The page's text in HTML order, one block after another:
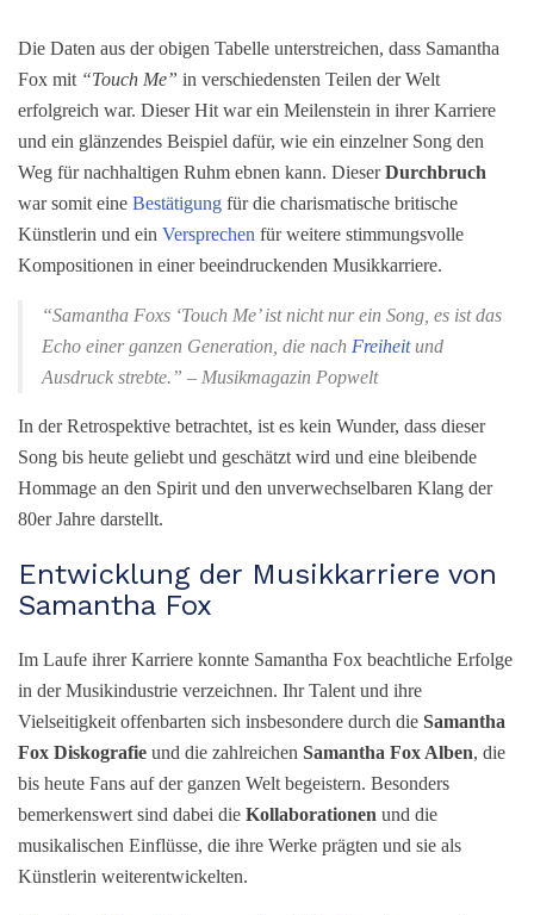
Die Daten aus der obigen Tabelle unterstreichen, dass Samantha
Fox mit “Touch Me” in verschiedensten Teilen der Welt
erfolgreich war. Dieser Hit war ein Meilenstein in ihrer Karriere
und ein glänzendes Beispiel dafür, wie ein einzelner Song den
Weg für nachhaltigen Ruhm ebnen kann. DieserDurchbruch
war somit eine Bestätigung für die charismatische britische
Künstlerin und ein Versprechen für weitere stimmungsvolle
Kompositionen in einer beeindruckenden Musikkarriere.
“Samantha Foxs ‘Touch Me’ ist nicht nur ein Song, es ist das
Echo einer ganzen Generation, die nach Freiheitund
Ausdruck strebte.” – Musikmagazin Popwelt
In der Retrospektive betrachtet, ist es kein Wunder, dass dieser
Song bis heute geliebt und geschätzt wird und eine bleibende
Hommage an den Spirit und den unverwechselbaren Klang der
80er Jahre darstellt.
Entwicklung der Musikkarriere von
Samantha Fox
Im Laufe ihrer Karriere konnte Samantha Fox beachtliche Erfolge
in der Musikindustrie verzeichnen. Ihr Talent und ihre
Vielseitigkeit offenbarten sich insbesondere durch die Samantha
Fox Diskografie und die zahlreichen Samantha Fox Alben, die
bis heute Fans auf der ganzen Welt begeistern. Besonders
bemerkenswert sind dabei die Kollaborationen und die
musikalischen Einflüsse, die ihre Werke prägten und sie als
Künstlerin weiterentwickelten.